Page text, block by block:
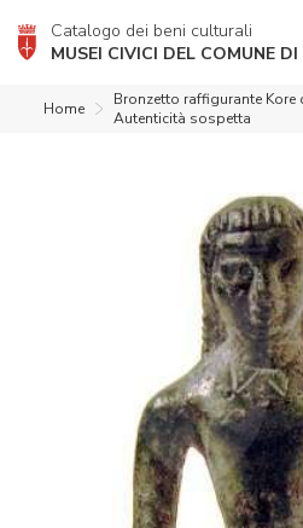
Catalogo dei beni culturali
MUSEI CIVICI DEL COMUNE
Home
Bronzetto raffigurante
Autenticità sospetta